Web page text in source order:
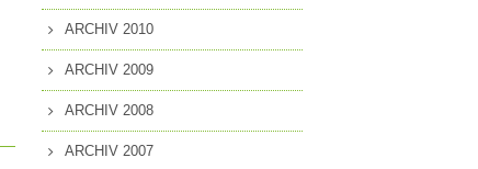
ARCHIV 2010
ARCHIV 2009
ARCHIV 2008
ARCHIV 2007